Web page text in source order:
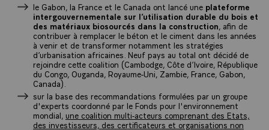
le Gabon, la France et le Canada ont lancé une plateforme
intergouvernementale sur l’utilisation durable du bois et
des matériaux biosourcés dans la construction, afin de
contribuer à remplacer le béton et le ciment dans les années
à venir et de transformer notamment les stratégies
d’urbanisation africaines. Neuf pays au total ont décidé de
rejoindre cette coalition (Cambodge, Côte d’Ivoire, République
du Congo, Ouganda, Royaume-Uni, Zambie, France, Gabon,
Canada).
sur la base des recommandations formulées par un groupe
d'experts coordonné par le Fonds pour l'environnement
mondial, une coalition multi-acteurs comprenant des Etats,
des investisseurs, des certificateurs et organisations non